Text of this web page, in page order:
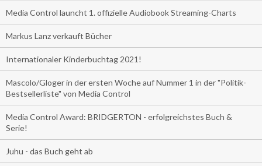
Media Control launcht 1. offizielle Audiobook Streaming-Charts
Markus Lanz verkauft Bücher
Internationaler Kinderbuchtag 2021!
Mascolo/Gloger in der ersten Woche auf Nummer 1 in der "Politik-
Bestsellerliste" von Media Control
Media Control Award: BRIDGERTON - erfolgreichstes Buch &
Serie!
Juhu - das Buch geht ab